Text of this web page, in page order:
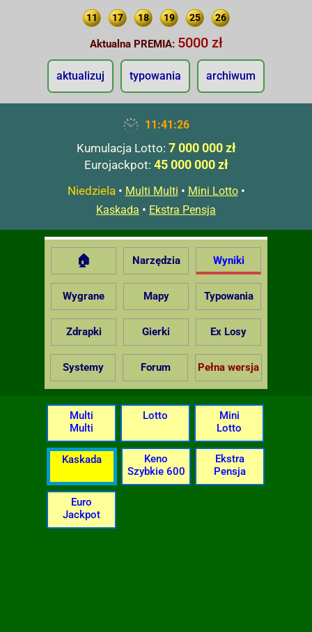
11 17 18 19 25 26
Aktualna PREMIA: 5000 zł
aktualizuj typowania archiwum
11:41:27
Kumulacja Lotto: 7 000 000 zł
Eurojackpot: 45 000 000 zł
Niedziela• Multi Multi • Mini Lotto•
Kaskada • Ekstra Pensja
🏠 Narzędzia Wyniki
Wygrane Mapy Typowania
Zdrapki Gierki Ex Losy
Systemy Forum Pełna wersja
Multi
Multi
Lotto
Mini
Lotto
Kaskada
Keno
Szybkie 600
Ekstra
Pensja
Euro
Jackpot